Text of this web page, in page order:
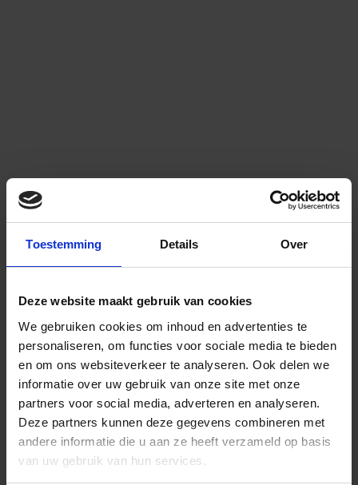
Toestemming Details Over
Deze website maakt gebruik van cookies
We gebruiken cookies om inhoud en advertenties te
personaliseren, om functies voor sociale media te bieden
en om ons websiteverkeer te analyseren. Ook delen we
informatie over uw gebruik van onze site met onze
partners voor social media, adverteren en analyseren.
Deze partners kunnen deze gegevens combineren met
andere informatie die u aan ze heeft verzameld op basis
van uw gebruik van hun services.